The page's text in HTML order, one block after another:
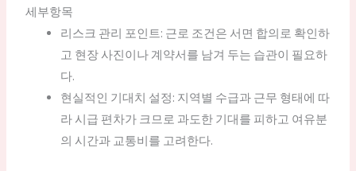
세부항목
리스크 관리 포인트: 근로 조건은 서면 합의로 확인하
고 현장 사진이나 계약서를 남겨 두는 습관이 필요하
다.
현실적인 기대치 설정: 지역별 수급과 근무 형태에 따
라 시급 편차가 크므로 과도한 기대를 피하고 여유분
의 시간과 교통비를 고려한다.